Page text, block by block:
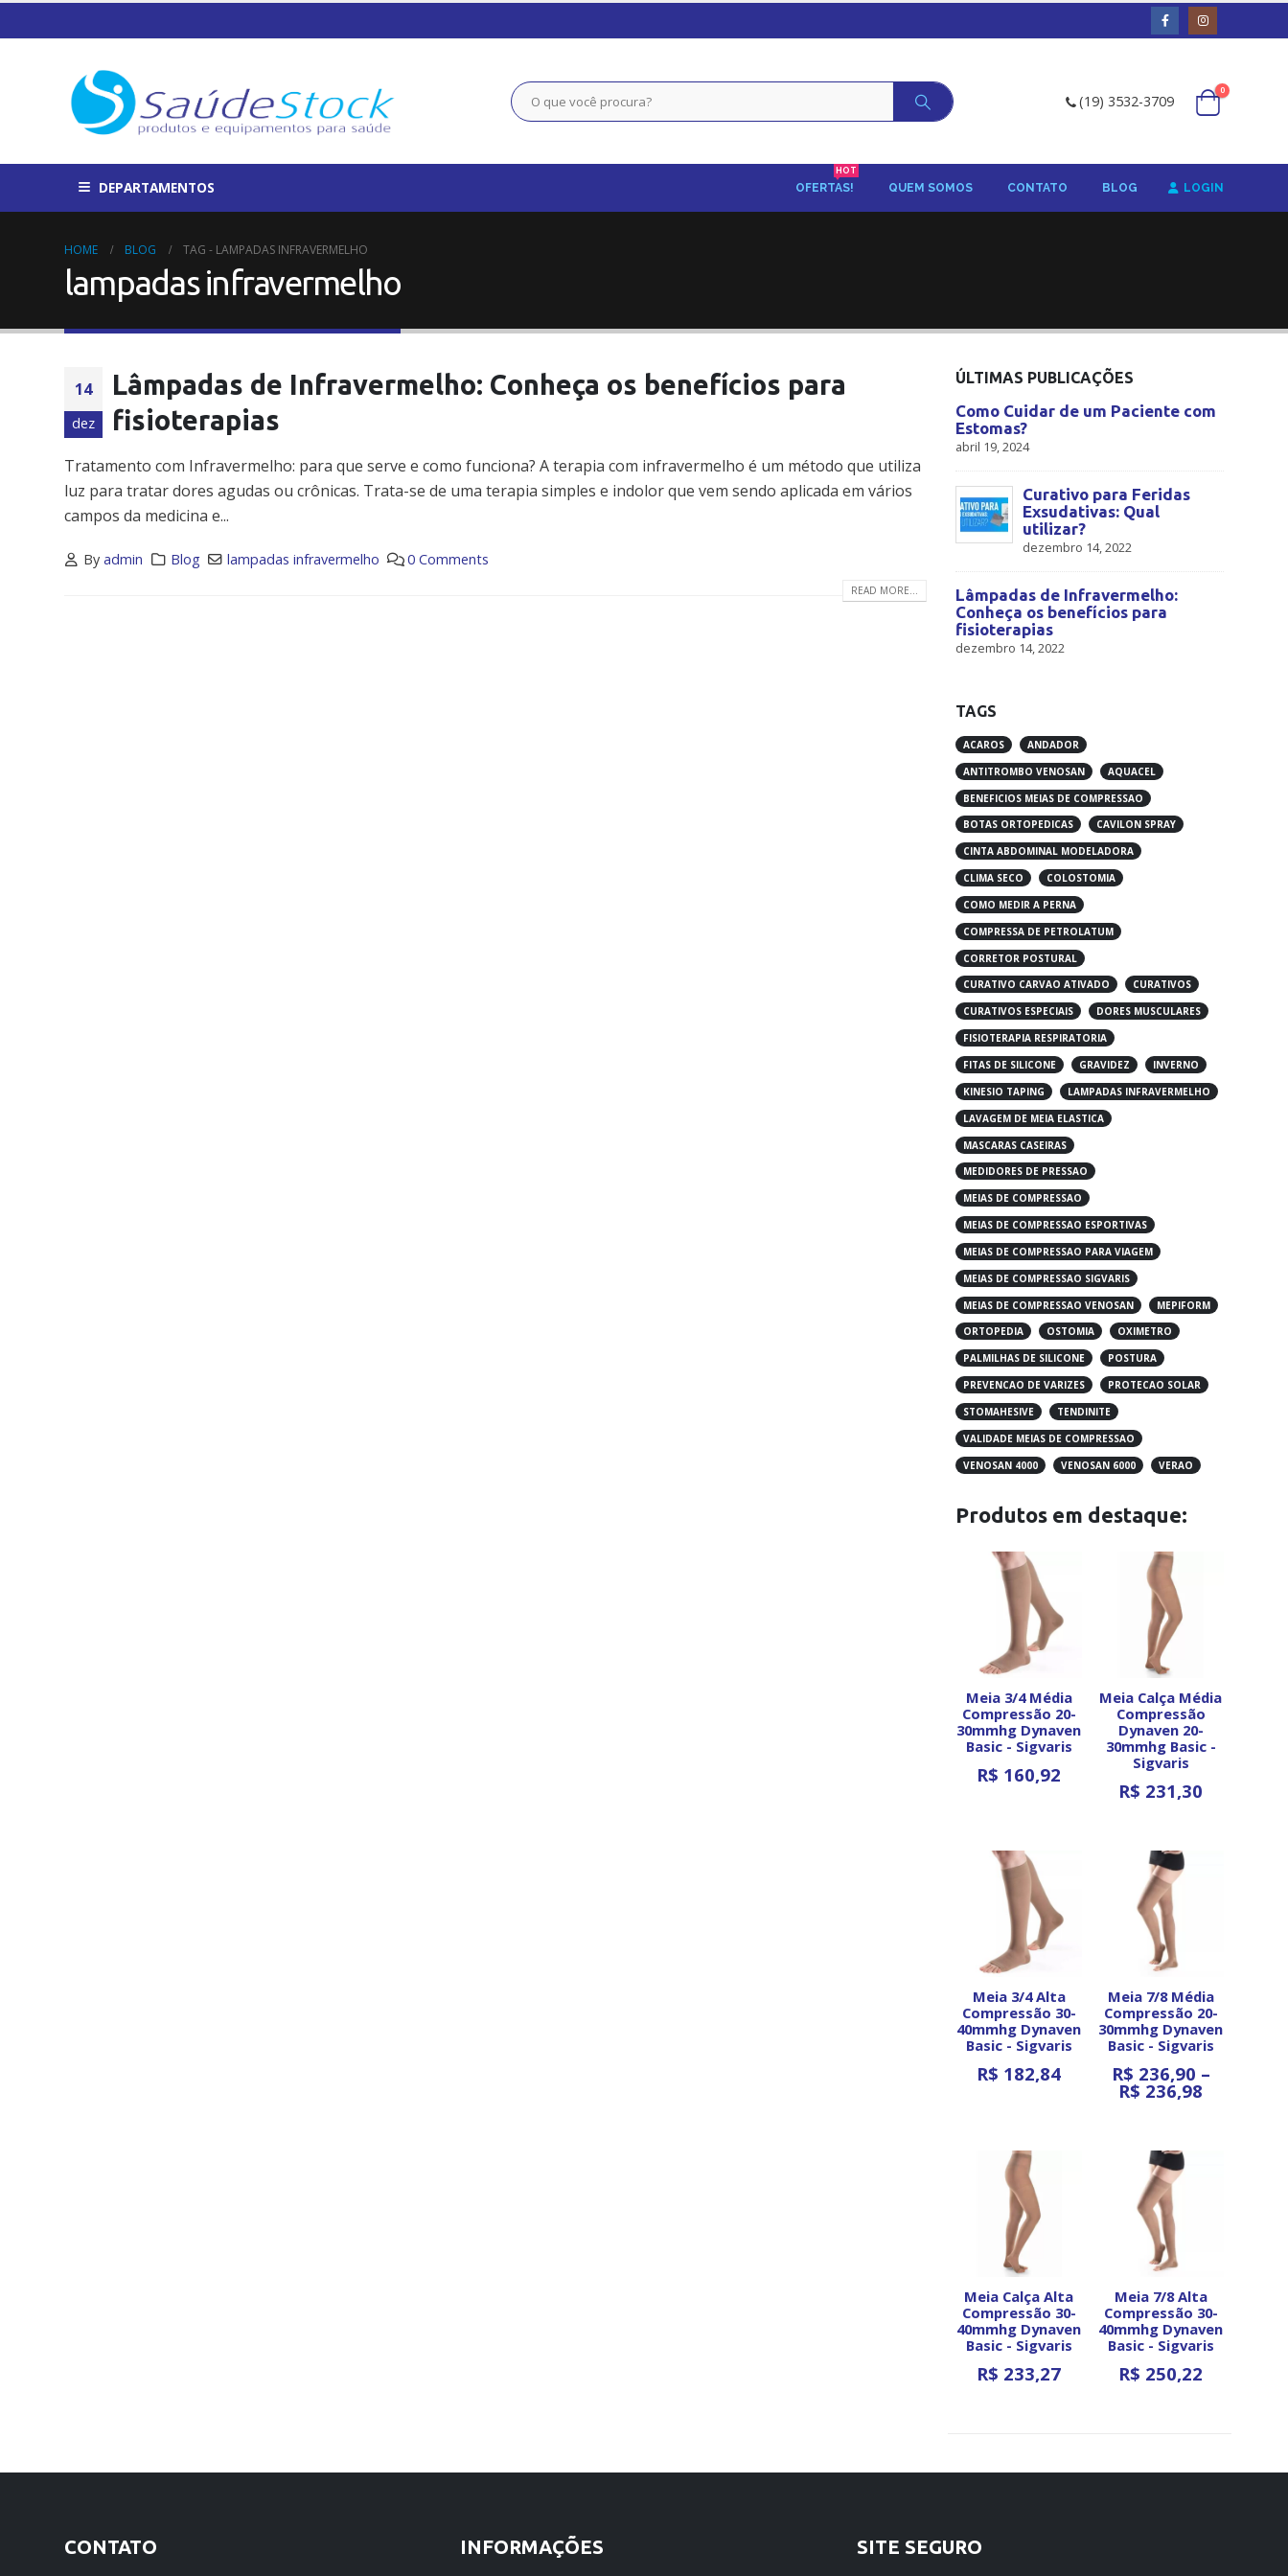
(19) 3532-3709
0
DEPARTAMENTOS OFERTAS!
HOT
QUEM SOMOS CONTATO BLOG LOGIN
HOME BLOG TAG - LAMPADAS INFRAVERMELHO
lampadas infravermelho
14
dez
Lâmpadas de Infravermelho: Conheça os benefícios para
fisioterapias
Tratamento com Infravermelho: para que serve e como funciona? A terapia com infravermelho é um método que utiliza
luz para tratar dores agudas ou crônicas. Trata-se de uma terapia simples e indolor que vem sendo aplicada em vários
campos da medicina e...
Byadmin Blog lampadas infravermelho 0 Comments
READ MORE...
ÚLTIMAS PUBLICAÇÕES
Como Cuidar de um Paciente com
Estomas?
abril 19, 2024
Curativo para Feridas
Exsudativas: Qual
utilizar?
dezembro 14, 2022
Lâmpadas de Infravermelho:
Conheça os benefícios para
fisioterapias
dezembro 14, 2022
TAGS
ACAROS
ANDADOR
ANTITROMBO VENOSAN
AQUACEL
BENEFICIOS MEIAS DE COMPRESSAO
BOTAS ORTOPEDICAS
CAVILON SPRAY
CINTA ABDOMINAL MODELADORA
CLIMA SECO
COLOSTOMIA
COMO MEDIR A PERNA
COMPRESSA DE PETROLATUM
CORRETOR POSTURAL
CURATIVO CARVAO ATIVADO
CURATIVOS
CURATIVOS ESPECIAIS
DORES MUSCULARES
FISIOTERAPIA RESPIRATORIA
FITAS DE SILICONE
GRAVIDEZ
INVERNO
KINESIO TAPING
LAMPADAS INFRAVERMELHO
LAVAGEM DE MEIA ELASTICA
MASCARAS CASEIRAS
MEDIDORES DE PRESSAO
MEIAS DE COMPRESSAO
MEIAS DE COMPRESSAO ESPORTIVAS
MEIAS DE COMPRESSAO PARA VIAGEM
MEIAS DE COMPRESSAO SIGVARIS
MEIAS DE COMPRESSAO VENOSAN
MEPIFORM
ORTOPEDIA
OSTOMIA
OXIMETRO
PALMILHAS DE SILICONE
POSTURA
PREVENCAO DE VARIZES
PROTECAO SOLAR
STOMAHESIVE
TENDINITE
VALIDADE MEIAS DE COMPRESSAO
VENOSAN 4000
VENOSAN 6000 VERAO
Produtos em destaque:
Meia 3/4 Média
Compressão 20-
30mmhg Dynaven
Basic - Sigvaris
R$ 160,92
Meia Calça Média
Compressão
Dynaven 20-
30mmhg Basic -
Sigvaris
R$ 231,30
Meia 3/4 Alta
Compressão 30-
40mmhg Dynaven
Basic - Sigvaris
R$ 182,84
Meia 7/8 Média
Compressão 20-
30mmhg Dynaven
Basic - Sigvaris
R$ 236,90 –
R$ 236,98
Meia Calça Alta
Compressão 30-
40mmhg Dynaven
Basic - Sigvaris
R$ 233,27
Meia 7/8 Alta
Compressão 30-
40mmhg Dynaven
Basic - Sigvaris
R$ 250,22
CONTATO INFORMAÇÕES SITE SEGURO